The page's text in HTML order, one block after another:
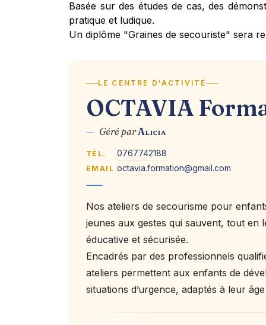
Basée sur des études de cas, des
pratique et ludique.
Un diplôme "Graines de secouriste" sera
LE CENTRE D'ACTIVITÉ
OCTAVIA
— Géré parAlicia
TÉL. 0767742188
EMAIL octavia.formation@gmail.com
Nos ateliers de secourisme pour
jeunes aux gestes qui sauvent, tout
éducative et sécurisée.
Encadrés par des professionnels
ateliers permettent aux enfants de
situations d’urgence, adaptés à leur